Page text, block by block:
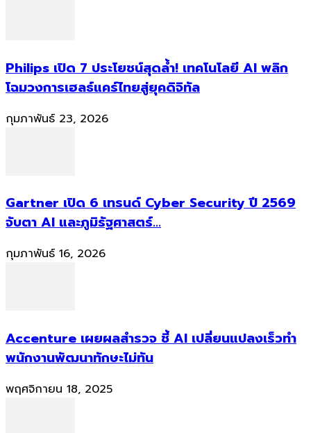
Philips เปิด 7 ประโยชน์สุดล้ำ! เทคโนโลยี AI พลิก
โฉมวงการเฮลธ์แคร์ไทยสู่ยุคดิจิทัล
กุมภาพันธ์ 23, 2026
Gartner เปิด 6 เทรนด์ Cyber Security ปี 2569
จับตา AI และภูมิรัฐศาสตร์...
กุมภาพันธ์ 16, 2026
Accenture เผยผลสำรวจ ชี้ AI เปลี่ยนแปลงเร็วทำ
พนักงานพัฒนาทักษะไม่ทัน
พฤศจิกายน 18, 2025